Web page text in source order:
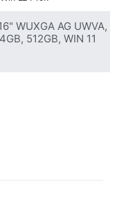
WUXGA AG UWVA,
512GB, WIN 11